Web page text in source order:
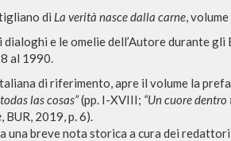
di La verità nasce dalla carne,
e le omelie dell’Autore durante
al 1990.
di riferimento, apre il volume la
las cosas”(pp. I-XVIII; “Un cuore dentro
, BUR, 2019, p. 6).
una breve nota storica a cura dei
RISULTATI SUCCESSIVI